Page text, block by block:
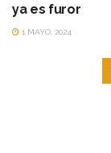
ya es furor
1 MAYO, 2024